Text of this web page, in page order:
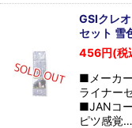
GSIクレ
セット 雪
456円(税
■メーカ
ライナー
■JANコ
ピツ感覚…